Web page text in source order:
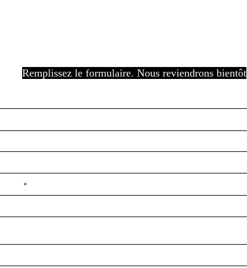
Remplissez le formulaire. Nous reviendrons bientôt